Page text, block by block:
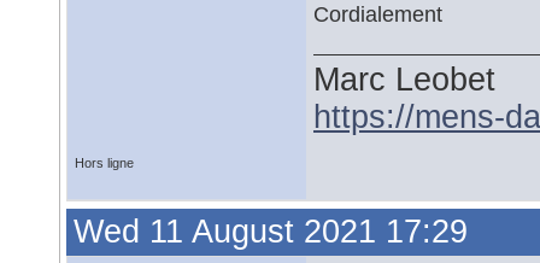
Cordialement
Marc Leobet
https://mens-
Hors ligne
Wed 11 August 2021 17:29